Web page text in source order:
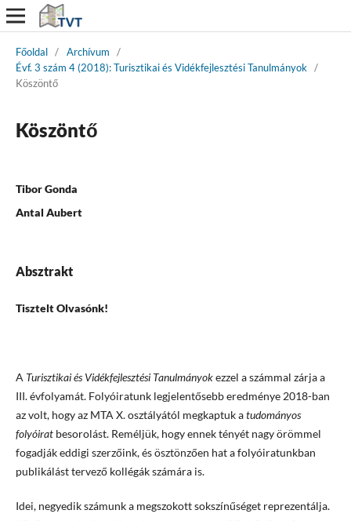
Főoldal / Archívum
/
Évf. 3 szám 4 (2018): Turisztikai és Vidékfejlesztési Tanulmányok /
Köszöntő
Köszöntő
Tibor Gonda
Antal Aubert
Absztrakt
Tisztelt Olvasónk!
A Turisztikai és Vidékfejlesztési Tanulmányokezzel a számmal zárja a
III. évfolyamát. Folyóiratunk legjelentősebb eredménye 2018-ban
az volt, hogy az MTA X. osztályától megkaptuk atudományos
folyóiratbesorolást. Reméljük, hogy ennek tényét nagy örömmel
fogadják eddigi szerzőink, és ösztönzően hat a folyóiratunkban
publikálást tervező kollégák számára is.
Idei, negyedik számunk a megszokott sokszínűséget reprezentálja.